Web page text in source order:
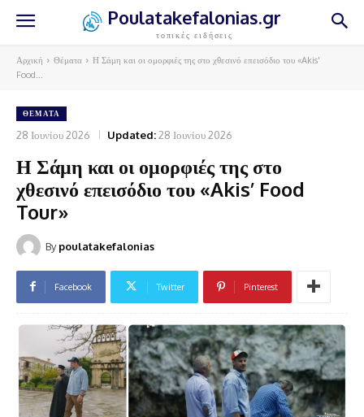
Poulatakefalonias.gr
τοπικές ειδήσεις
Αρχική Θέματα
Η Σάμη και οι ομορφιές της στο χθεσινό επεισόδιο του «Akis'
Food...
ΘΈΜΑΤΑ
28 Ιουνίου 2026 Updated:28 Ιουνίου 2026
Η Σάμη και οι ομορφιές της στο
χθεσινό επεισόδιο του «Akis’ Food
Tour»
By poulatakefalonias
Facebook Twitter Pinterest